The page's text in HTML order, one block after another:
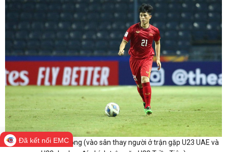
Hậu vệ Trần Đình Trọng (vào sân thay người ở trận gặp U23 UAE và
Đã kết nối EMC